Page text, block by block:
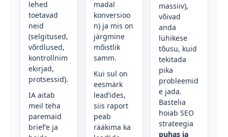
lehed
toetavad
neid
(selgitused,
võrdlused,
kontrollnim
ekirjad,
protsessid).
IA aitab
meil teha
paremaid
brief’e ja
madal
konversioo
n) ja mis on
järgmine
mõistlik
samm.
Kui sul on
eesmärk
lead’ides,
siis raport
peab
rääkima ka
massiiv),
võivad
anda
lühikese
tõusu, kuid
tekitada
pika
probleemid
e jada.
Bastelia
hoiab SEO
strateegia
puhas ja